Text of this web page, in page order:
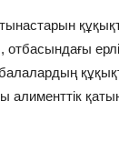
алименттік